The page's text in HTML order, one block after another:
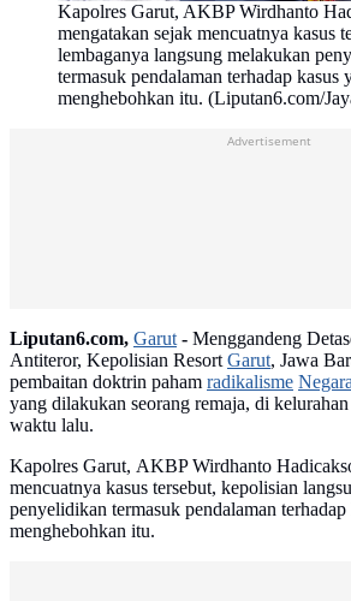
Kapolres Garut, AKBP Wirdhanto
mengatakan sejak mencuatnya kasus
lembaganya langsung melakukan
termasuk pendalaman terhadap kasus
menghebohkan itu. (Liputan6.com/
Advertisement
Liputan6.com, Garut- Menggandeng
Antiteror, Kepolisian ResortGarut, Jawa
pembaitan doktrin paham radikalisme
yang dilakukan seorang remaja, di
waktu lalu.
Kapolres Garut, AKBP Wirdhanto
mencuatnya kasus tersebut, kepolisian
penyelidikan termasuk pendalaman terhadap
menghebohkan itu.